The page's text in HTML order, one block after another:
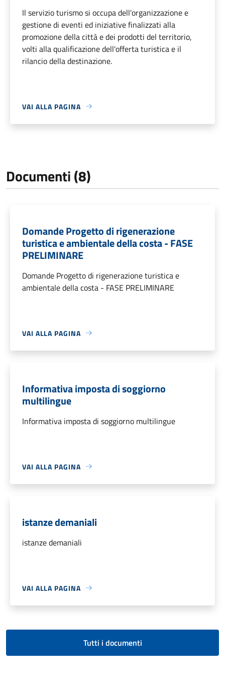
Il servizio turismo si occupa dell'organizzazione e
gestione di eventi ed iniziative finalizzati alla
promozione della città e dei prodotti del territorio,
volti alla qualificazione dell'offerta turistica e il
rilancio della destinazione.
VAI ALLA PAGINA
Documenti (8)
Domande Progetto di rigenerazione
turistica e ambientale della costa - FASE
PRELIMINARE
Domande Progetto di rigenerazione turistica e
ambientale della costa - FASE PRELIMINARE
VAI ALLA PAGINA
Informativa imposta di soggiorno
multilingue
Informativa imposta di soggiorno multilingue
VAI ALLA PAGINA
istanze demaniali
istanze demaniali
VAI ALLA PAGINA
Tutti i documenti